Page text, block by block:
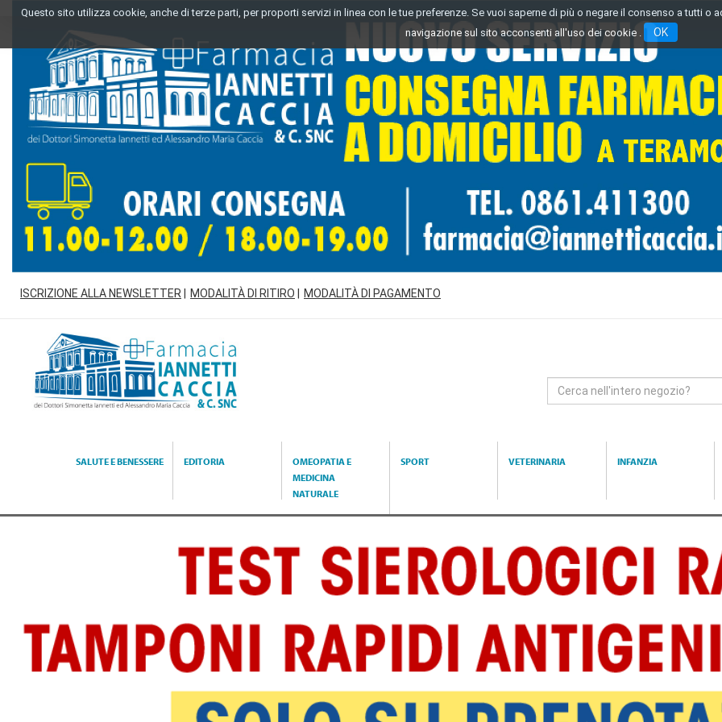
Passa
principale
Questo sito utilizza cookie, anche di terze parti, per proporti servizi in linea con le tue preferenze. Se vuoi saperne di più o negare il consenso a tutti o
navigazione sul sito acconsenti all'uso dei cookie .
OK
ISCRIZIONE ALLA NEWSLETTER MODALITÀ DI RITIRO MODALITÀ DI PAGAMENTO
Farmacia
Iannetti
Cerca
SALUTE E BENESSERE EDITORIA
OMEOPATIA E
MEDICINA
NATURALE
SPORT VETERINARIA INFANZIA